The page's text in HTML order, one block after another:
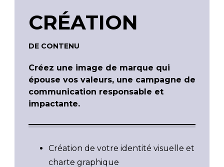
CRÉATION
DE CONTENU
Créez une image de marque qui
épouse vos valeurs, une campagne de
communication responsable et
impactante.
Création de votre identité visuelle et
charte graphique